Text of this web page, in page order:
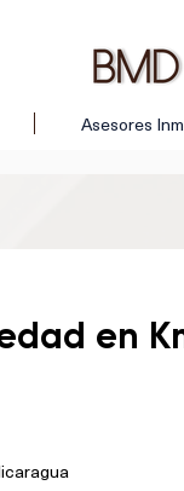
Asesores
en